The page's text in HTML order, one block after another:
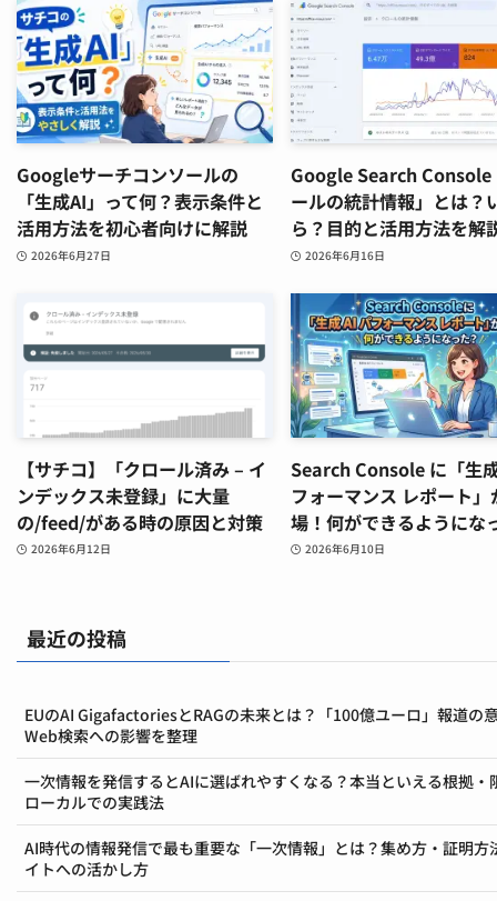
Googleサーチコンソールの
「生成AI」って何？表示条件と
活用方法を初心者向けに解説
2026年6月27日
Google Search Console
ールの統計情報」とは？
ら？目的と活用方法を解
2026年6月16日
【サチコ】「クロール済み – イ
ンデックス未登録」に大量
の/feed/がある時の原因と対策
2026年6月12日
Search Console に「生
フォーマンス レポート」
場！何ができるようにな
2026年6月10日
最近の投稿
EUのAI GigafactoriesとRAGの未来とは？「100億ユーロ」報道の
Web検索への影響を整理
一次情報を発信するとAIに選ばれやすくなる？本当といえる根拠・
ローカルでの実践法
AI時代の情報発信で最も重要な「一次情報」とは？集め方・証明方
イトへの活かし方